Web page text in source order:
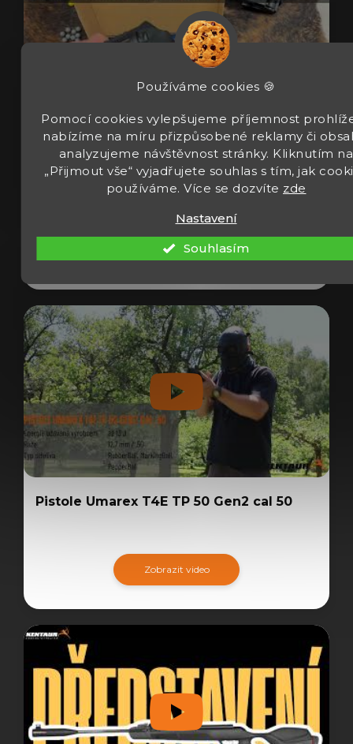
Používáme cookies 🍪
Pomocí cookies vylepšujeme příjemnost
nabízíme na míru přizpůsobené reklamy či
analyzujeme návštěvnost stránky. Kliknutím na
„Přijmout vše“ vyjadřujete souhlas s tím, jak
používáme. Více se dozvíte zde
Nastavení
Souhlasím
Revolver Umarex T4E TR 50 Gen2 cal 50
Zobrazit video
Pistole Umarex T4E TP 50 Gen2 cal 50
Zobrazit video